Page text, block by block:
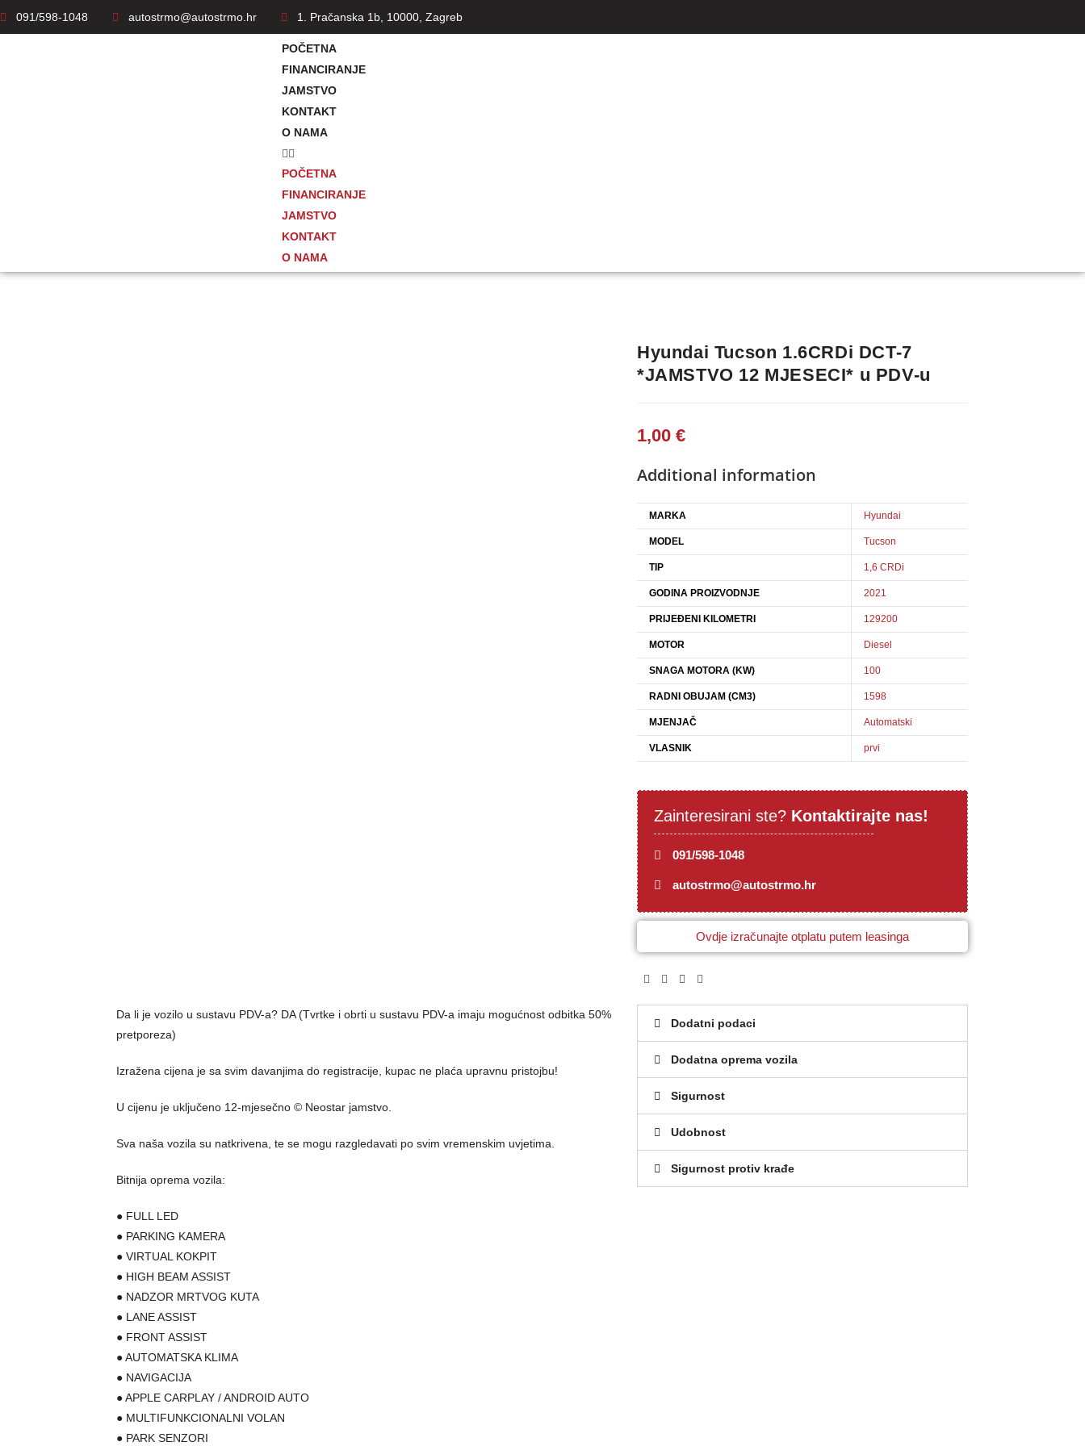
091/598-1048 autostrmo@autostrmo.hr 1. Pračanska 1b, 10000, Zagreb
POČETNA
FINANCIRANJE
JAMSTVO
KONTAKT
O NAMA
POČETNA
FINANCIRANJE
JAMSTVO
KONTAKT
O NAMA
Hyundai Tucson 1.6CRDi DCT-7
*JAMSTVO 12 MJESECI* u PDV-u
1,00€
Additional information
MARKA Hyundai
MODEL Tucson
TIP 1,6 CRDi
GODINA PROIZVODNJE 2021
PRIJEĐENI KILOMETRI 129200
MOTOR Diesel
SNAGA MOTORA (KW) 100
RADNI OBUJAM (CM3) 1598
MJENJAČ Automatski
VLASNIK prvi
Zainteresirani ste? Kontaktirajte nas!
091/598-1048
autostrmo@autostrmo.hr
Ovdje izračunajte otplatu putem leasinga
Da li je vozilo u sustavu PDV-a? DA (Tvrtke i obrti u sustavu PDV-a imaju mogućnost odbitka 50%
pretporeza)
Izražena cijena je sa svim davanjima do registracije, kupac ne plaća upravnu pristojbu!
U cijenu je uključeno 12-mjesečno © Neostar jamstvo.
Sva naša vozila su natkrivena, te se mogu razgledavati po svim vremenskim uvjetima.
Bitnija oprema vozila:
● FULL LED
● PARKING KAMERA
● VIRTUAL KOKPIT
● HIGH BEAM ASSIST
● NADZOR MRTVOG KUTA
● LANE ASSIST
● FRONT ASSIST
● AUTOMATSKA KLIMA
● NAVIGACIJA
● APPLE CARPLAY / ANDROID AUTO
● MULTIFUNKCIONALNI VOLAN
● PARK SENZORI
Dodatni podaci
Dodatna oprema vozila
Sigurnost
Udobnost
Sigurnost protiv krađe